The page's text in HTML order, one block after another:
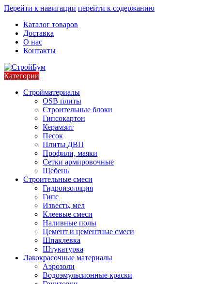
Перейти к навигации перейти к содержанию
Каталог товаров
Доставка
О нас
Контакты
Категории
Стройматериалы
OSB плиты
Строительные блоки
Гипсокартон
Керамзит
Песок
Плиты ДВП
Профили, маяки
Сетки армировочные
Щебень
Строительные смеси
Гидроизоляция
Гипс
Известь, мел
Клеевые смеси
Наливные полы
Цемент и цементные смеси
Шпаклевка
Штукатурка
Лакокрасочные материалы
Аэрозоли
Водоэмульсионные краски